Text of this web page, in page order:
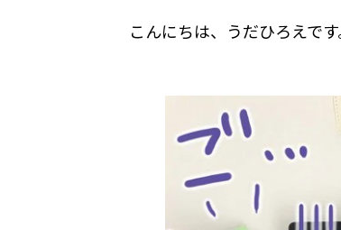
こんにちは、うだひろえです